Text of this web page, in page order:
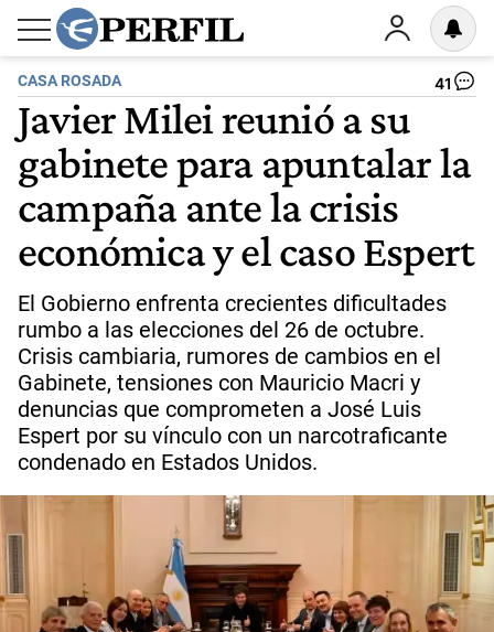
CASA ROSADA 41
Javier Milei reunió a su
gabinete para apuntalar la
campaña ante la crisis
económica y el caso Espert
El Gobierno enfrenta crecientes dificultades
rumbo a las elecciones del 26 de octubre.
Crisis cambiaria, rumores de cambios en el
Gabinete, tensiones con Mauricio Macri y
denuncias que comprometen a José Luis
Espert por su vínculo con un narcotraficante
condenado en Estados Unidos.